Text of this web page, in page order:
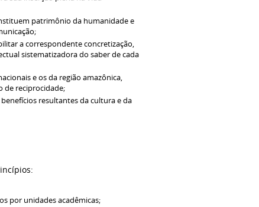
patrimônio da humanidade e
a correspondente concretização,
sistematizadora do saber de cada
e os da região amazônica,
de reciprocidade;
resultantes da cultura e da
por unidades acadêmicas;